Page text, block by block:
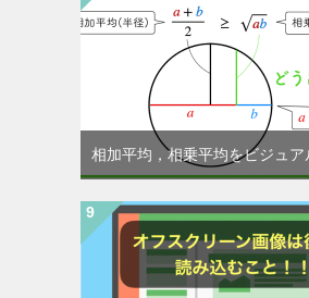
相加平均，相乗平均をビジュア